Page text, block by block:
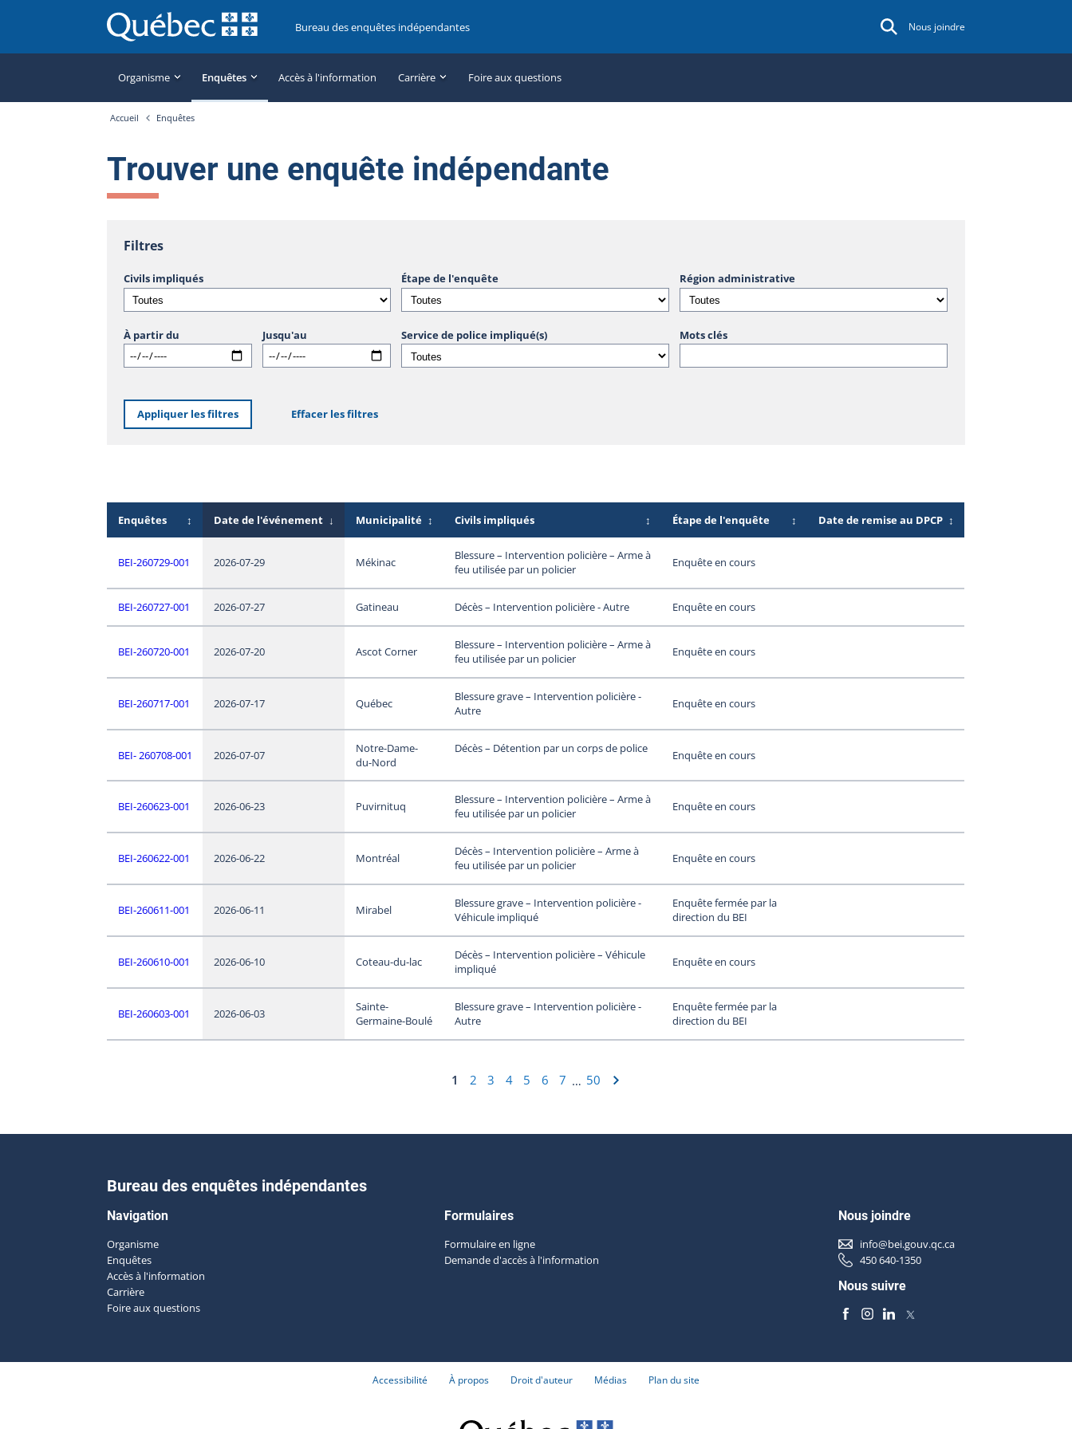
Bureau des enquêtes indépendantes Nous joindre
Organisme Enquêtes Accès à l'information Carrière Foire aux questions
Accueil Enquêtes
Trouver une enquête indépendante
Filtres
Civils impliqués Étape de l'enquête Région administrative
À partir du Jusqu'au Service de police impliqué(s) Mots clés
Appliquer les filtres Effacer les filtres
Enquêtes ↕ Date de l'événement ↓ Municipalité ↕ Civils impliqués ↕ Étape de l'enquête ↕ Date de remise au DPCP ↕
BEI-260729-001 2026-07-29 Mékinac
Blessure – Intervention policière – Arme à
feu utilisée par un policier
Enquête en cours
BEI-260727-001 2026-07-27 Gatineau Décès – Intervention policière - Autre Enquête en cours
BEI-260720-001 2026-07-20 Ascot Corner
Blessure – Intervention policière – Arme à
feu utilisée par un policier
Enquête en cours
BEI-260717-001 2026-07-17 Québec
Blessure grave – Intervention policière -
Autre
Enquête en cours
BEI- 260708-001 2026-07-07
Notre-Dame-
du-Nord
Décès – Détention par un corps de police Enquête en cours
BEI-260623-001 2026-06-23 Puvirnituq
Blessure – Intervention policière – Arme à
feu utilisée par un policier
Enquête en cours
BEI-260622-001 2026-06-22 Montréal
Décès – Intervention policière – Arme à
feu utilisée par un policier
Enquête en cours
BEI-260611-001 2026-06-11 Mirabel
Blessure grave – Intervention policière -
Véhicule impliqué
Enquête fermée par la
direction du BEI
BEI-260610-001 2026-06-10 Coteau-du-lac
Décès – Intervention policière – Véhicule
impliqué
Enquête en cours
BEI-260603-001 2026-06-03
Sainte-
Germaine-Boulé
Blessure grave – Intervention policière -
Autre
Enquête fermée par la
direction du BEI
1 2 3 4 5 6 7 … 50
Bureau des enquêtes indépendantes
Navigation
Organisme
Enquêtes
Accès à l'information
Carrière
Foire aux questions
Formulaires
Formulaire en ligne
Demande d'accès à l'information
Nous joindre
info@bei.gouv.qc.ca
450 640-1350
Nous suivre
Accessibilité À propos Droit d'auteur Médias Plan du site